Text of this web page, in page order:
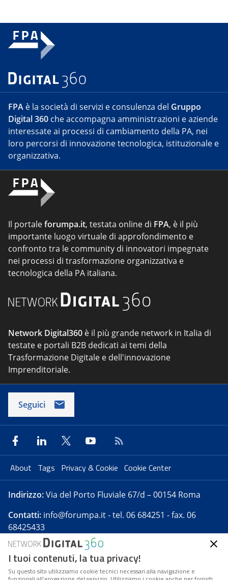
FPA è la società di servizi e consulenza del Gruppo
Digital 360 che accompagna amministrazioni e aziende
interessate ai processi di cambiamento della PA, nei
loro percorsi di innovazione tecnologica, istituzionale e
organizzativa.
Il portaleforumpa.it, testata online di FPA, è il più
importante luogo virtuale di approfondimento e
confronto tra le community di innovatori impegnate
nei processi di trasformazione organizzativa e
tecnologica della PA italiana.
Network Digital360 è il più grande network in Italia di
testate e portali B2B dedicati ai temi della
Trasformazione Digitale e dell'innovazione
Imprenditoriale.
Seguici
About Tags Privacy & Cookie Cookie Center
Indirizzo:Via del Porto Fluviale 67/d – 00154 Roma
Contatti: info@forumpa.it- tel. 06 684251 - fax. 06
68425433
Forumpa.itè una pubblicazione telematica iscritta
presso Registro della stampa del Tribunale di Roma -
I tuoi contenuti, la tua privacy!
Su questo sito utilizziamo cookie tecnici necessari alla navigazione e